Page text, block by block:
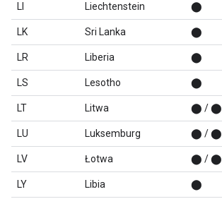
LI Liechtenstein ⬤
LK Sri Lanka ⬤
LR Liberia ⬤
LS Lesotho ⬤
LT Litwa ⬤ / ⬤
LU Luksemburg ⬤ / ⬤
LV Łotwa ⬤ / ⬤
LY Libia ⬤